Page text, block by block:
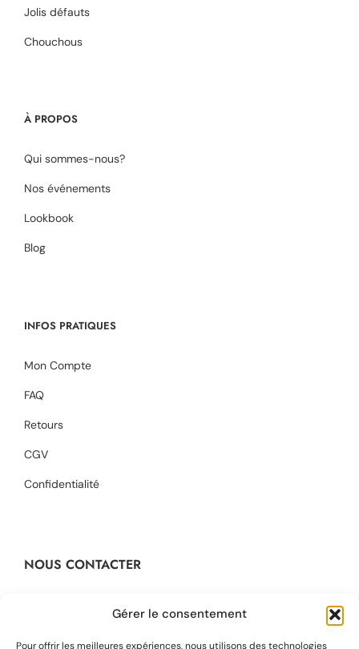
Gérer le consentement
Pour offrir les meilleures expériences, nous utilisons des technologies
Jolis défauts
Chouchous
À PROPOS
Qui sommes-nous?
Nos événements
Lookbook
Blog
INFOS PRATIQUES
Mon Compte
FAQ
Retours
CGV
Confidentialité
NOUS CONTACTER